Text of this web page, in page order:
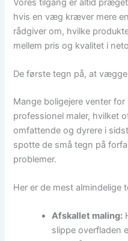
hvis en væg kræver mere
rådgiver om, hvilke
mellem pris og kvalitet i
De første tegn på, at
Mange boligejere venter
professionel maler, hvilket
omfattende og dyrere i
spotte de små tegn på
problemer.
Her er de mest almindelige
Afskallet maling:
slippe overfladen